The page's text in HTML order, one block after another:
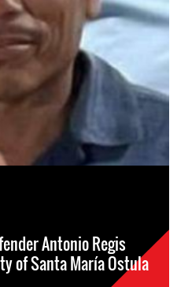
Antonio Regis
of Santa María Ostula